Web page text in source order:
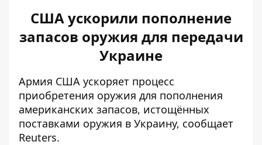
США ускорили пополнение
запасов оружия для передачи
Украине
Армия США ускоряет процесс
приобретения оружия для пополнения
американских запасов, истощённых
поставками оружия в Украину, сообщает
Reuters.